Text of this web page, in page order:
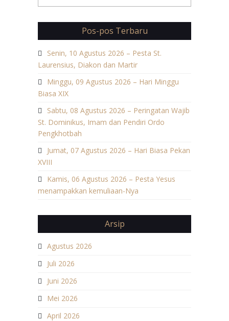
Pos-pos Terbaru
Senin, 10 Agustus 2026 – Pesta St.
Laurensius, Diakon dan Martir
Minggu, 09 Agustus 2026 – Hari Minggu
Biasa XIX
Sabtu, 08 Agustus 2026 – Peringatan Wajib
St. Dominikus, Imam dan Pendiri Ordo
Pengkhotbah
Jumat, 07 Agustus 2026 – Hari Biasa Pekan
XVIII
Kamis, 06 Agustus 2026 – Pesta Yesus
menampakkan kemuliaan-Nya
Arsip
Agustus 2026
Juli 2026
Juni 2026
Mei 2026
April 2026